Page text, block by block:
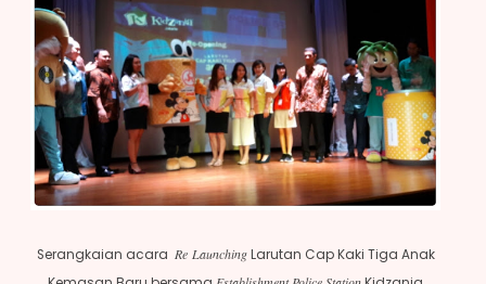
Serangkaian acara Re LaunchingLarutan Cap Kaki Tiga Anak